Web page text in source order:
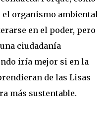
el organismo ambiental
en el poder, pero
ciudadanía
iría mejor si en la
de las Lisas
más sustentable.